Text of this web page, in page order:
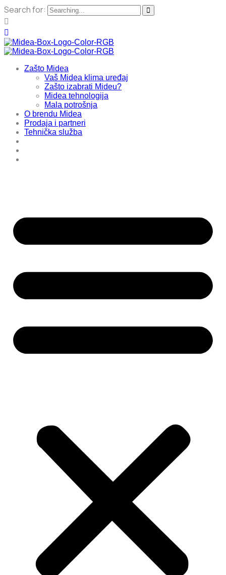
Search for:
Zašto Midea
Vaš Midea klima uređaj
Zašto izabrati Mideu?
Midea tehnologija
Mala potrošnja
O brendu Midea
Prodaja i partneri
Tehnička služba